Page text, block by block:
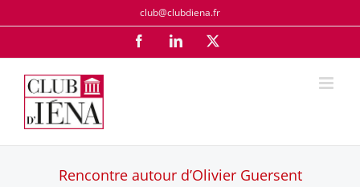
au
club@clubdiena.fr
FacebookLinkedIn
Rencontre autour d’Olivier Guersent